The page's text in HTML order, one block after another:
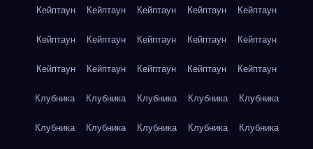
Кейптаун Кейптаун Кейптаун Кейптаун Кейптаун
Кейптаун Кейптаун Кейптаун Кейптаун Кейптаун
Кейптаун Кейптаун Кейптаун Кейптаун Кейптаун
Клубника Клубника Клубника Клубника Клубника
Клубника Клубника Клубника Клубника Клубника